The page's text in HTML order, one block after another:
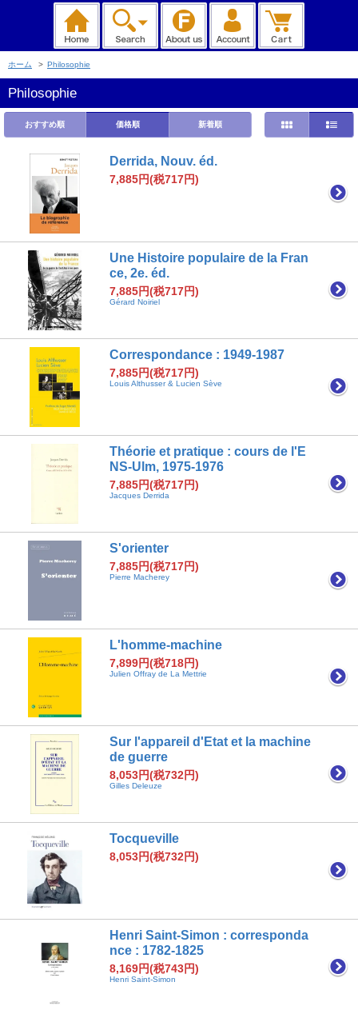
ホーム > Philosophie
Philosophie
おすすめ順 価格順 新着順
Derrida, Nouv. éd.
7,885円(税717円)
Une Histoire populaire de la Fran
ce, 2e. éd.
7,885円(税717円)
Gérard Noiriel
Correspondance : 1949-1987
7,885円(税717円)
Louis Althusser & Lucien Sève
Théorie et pratique : cours de l'E
NS-Ulm, 1975-1976
7,885円(税717円)
Jacques Derrida
S'orienter
7,885円(税717円)
Pierre Macherey
L'homme-machine
7,899円(税718円)
Julien Offray de La Mettrie
Sur l'appareil d'Etat et la machine
de guerre
8,053円(税732円)
Gilles Deleuze
Tocqueville
8,053円(税732円)
Henri Saint-Simon : corresponda
nce : 1782-1825
8,169円(税743円)
Henri Saint-Simon